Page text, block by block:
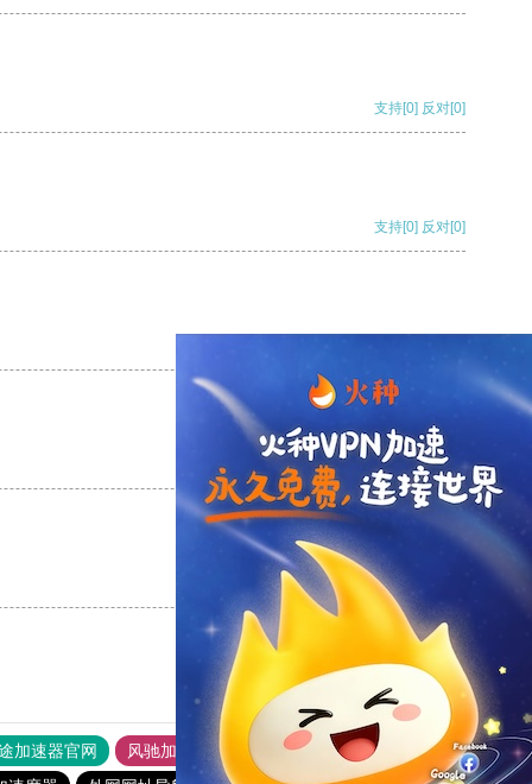
支持[0] 反对[0]
支持[0] 反对[0]
支持 [0] 反对 [0]
支持
加速器官网 风驰加速器
旋风加速器